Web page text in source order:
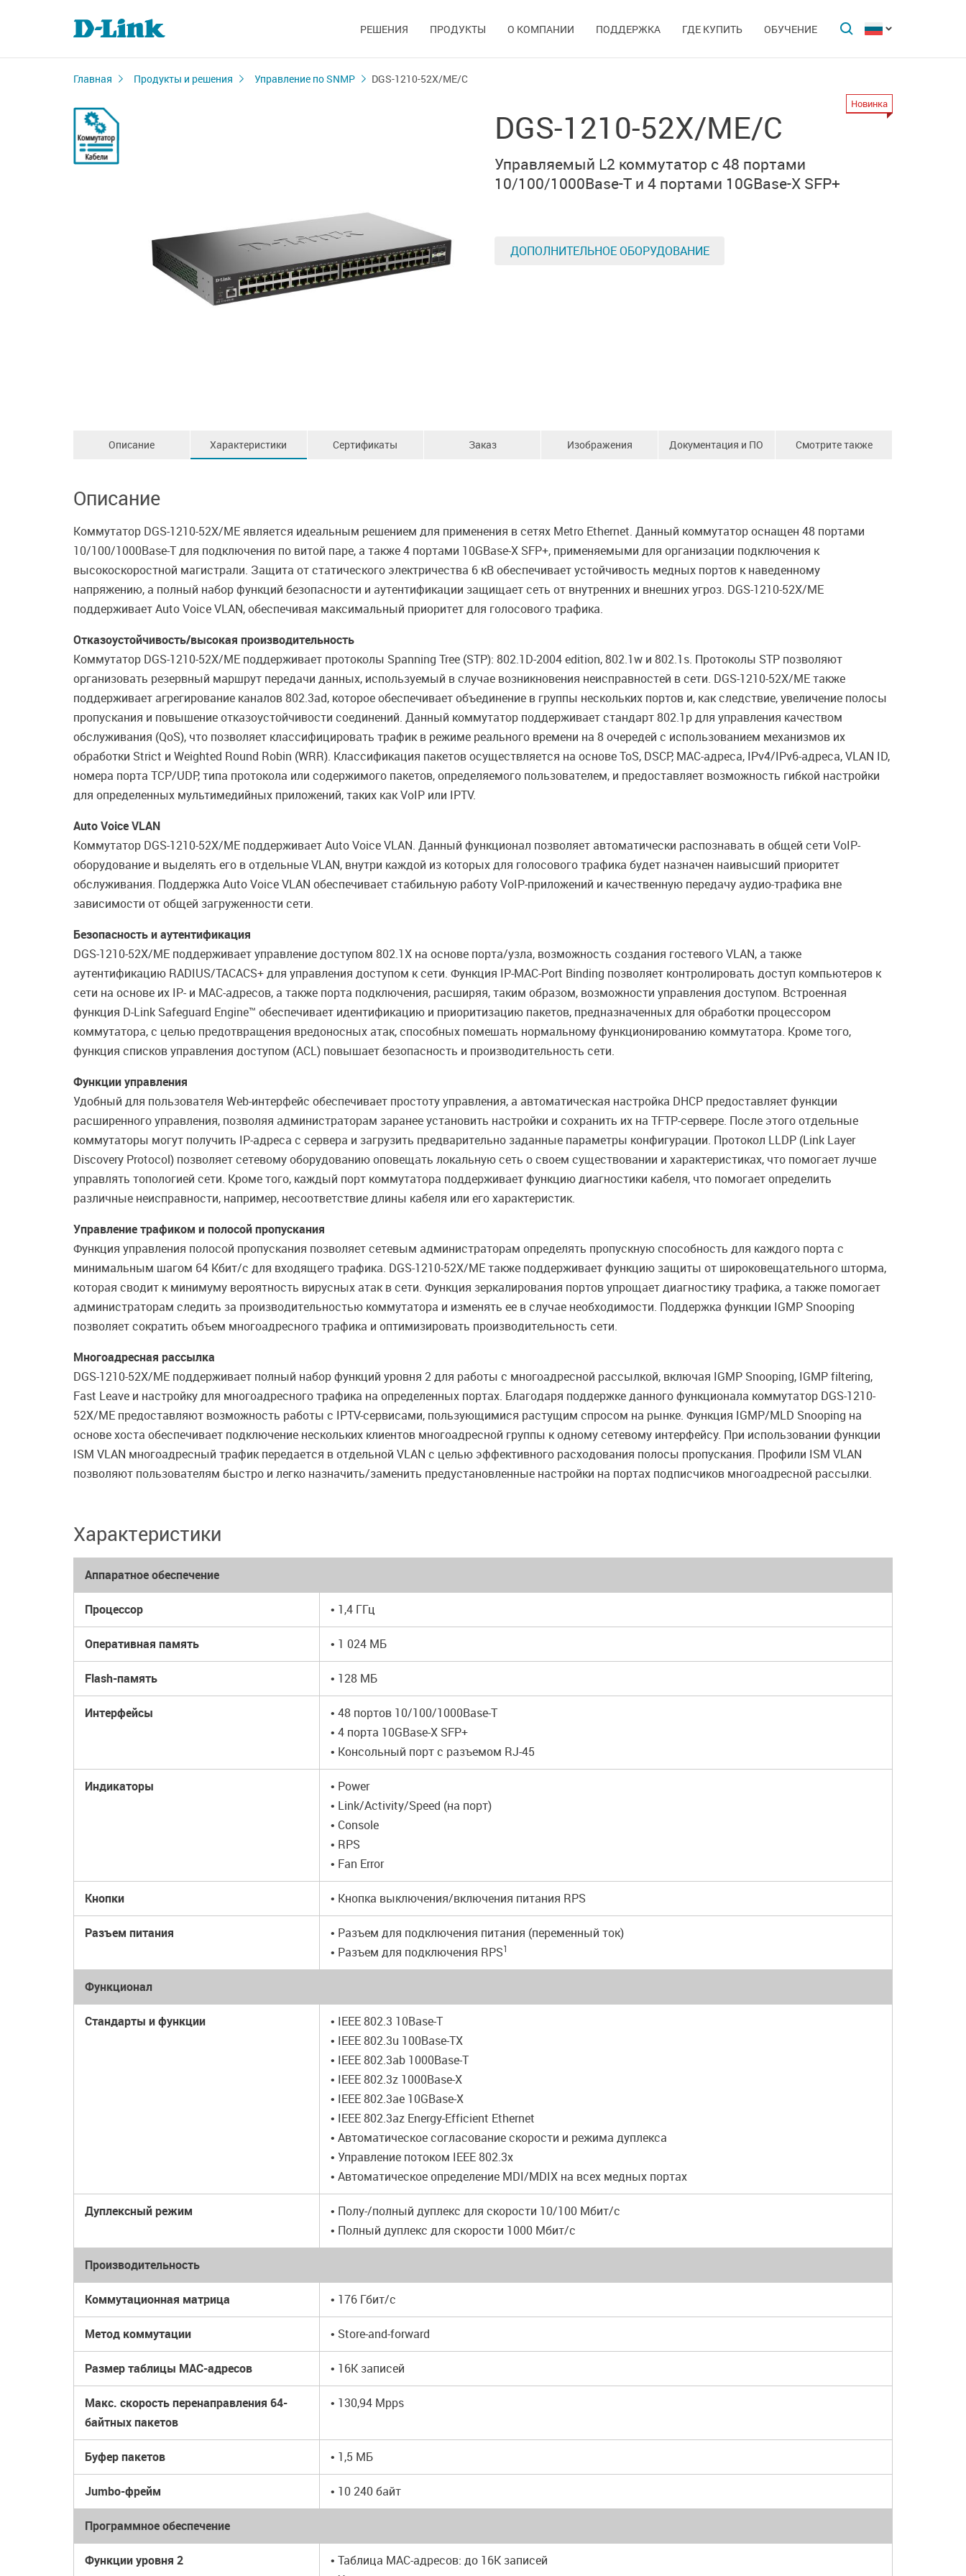
РЕШЕНИЯ ПРОДУКТЫ О КОМПАНИИ ПОДДЕРЖКА ГДЕ КУПИТЬ ОБУЧЕНИЕ
Главная Продукты и решения Управление по SNMP DGS-1210-52X/ME/C
DGS-1210-52X/ME/C
Новинка
Управляемый L2 коммутатор с 48 портами
10/100/1000Base-T и 4 портами 10GBase-X SFP+
ДОПОЛНИТЕЛЬНОЕ ОБОРУДОВАНИЕ
Описание Характеристики Сертификаты Заказ Изображения Документация и ПО Смотрите также
Описание
Коммутатор DGS-1210-52X/ME является идеальным решением для применения в сетях Metro Ethernet. Данный коммутатор оснащен 48 портами
10/100/1000Base-T для подключения по витой паре, а также 4 портами 10GBase-X SFP+, применяемыми для организации подключения к
высокоскоростной магистрали. Защита от статического электричества 6 кВ обеспечивает устойчивость медных портов к наведенному
напряжению, а полный набор функций безопасности и аутентификации защищает сеть от внутренних и внешних угроз. DGS-1210-52X/ME
поддерживает Auto Voice VLAN, обеспечивая максимальный приоритет для голосового трафика.
Отказоустойчивость/высокая производительность
Коммутатор DGS-1210-52X/ME поддерживает протоколы Spanning Tree (STP): 802.1D-2004 edition, 802.1w и 802.1s. Протоколы STP позволяют
организовать резервный маршрут передачи данных, используемый в случае возникновения неисправностей в сети. DGS-1210-52X/ME также
поддерживает агрегирование каналов 802.3ad, которое обеспечивает объединение в группы нескольких портов и, как следствие, увеличение полосы
пропускания и повышение отказоустойчивости соединений. Данный коммутатор поддерживает стандарт 802.1p для управления качеством
обслуживания (QoS), что позволяет классифицировать трафик в режиме реального времени на 8 очередей с использованием механизмов их
обработки Strict и Weighted Round Robin (WRR). Классификация пакетов осуществляется на основе ToS, DSCP, MAC-адреса, IPv4/IPv6-адреса, VLAN ID,
номера порта TCP/UDP, типа протокола или содержимого пакетов, определяемого пользователем, и предоставляет возможность гибкой настройки
для определенных мультимедийных приложений, таких как VoIP или IPTV.
Auto Voice VLAN
Коммутатор DGS-1210-52X/ME поддерживает Auto Voice VLAN. Данный функционал позволяет автоматически распознавать в общей сети VoIP-
оборудование и выделять его в отдельные VLAN, внутри каждой из которых для голосового трафика будет назначен наивысший приоритет
обслуживания. Поддержка Auto Voice VLAN обеспечивает стабильную работу VoIP-приложений и качественную передачу аудио-трафика вне
зависимости от общей загруженности сети.
Безопасность и аутентификация
DGS-1210-52X/ME поддерживает управление доступом 802.1X на основе порта/узла, возможность создания гостевого VLAN, а также
аутентификацию RADIUS/TACACS+ для управления доступом к сети. Функция IP-MAC-Port Binding позволяет контролировать доступ компьютеров к
сети на основе их IP- и MAC-адресов, а также порта подключения, расширяя, таким образом, возможности управления доступом. Встроенная
функция D-Link Safeguard Engine™ обеспечивает идентификацию и приоритизацию пакетов, предназначенных для обработки процессором
коммутатора, с целью предотвращения вредоносных атак, способных помешать нормальному функционированию коммутатора. Кроме того,
функция списков управления доступом (ACL) повышает безопасность и производительность сети.
Функции управления
Удобный для пользователя Web-интерфейс обеспечивает простоту управления, а автоматическая настройка DHCP предоставляет функции
расширенного управления, позволяя администраторам заранее установить настройки и сохранить их на TFTP-сервере. После этого отдельные
коммутаторы могут получить IP-адреса с сервера и загрузить предварительно заданные параметры конфигурации. Протокол LLDP (Link Layer
Discovery Protocol) позволяет сетевому оборудованию оповещать локальную сеть о своем существовании и характеристиках, что помогает лучше
управлять топологией сети. Кроме того, каждый порт коммутатора поддерживает функцию диагностики кабеля, что помогает определить
различные неисправности, например, несоответствие длины кабеля или его характеристик.
Управление трафиком и полосой пропускания
Функция управления полосой пропускания позволяет сетевым администраторам определять пропускную способность для каждого порта с
минимальным шагом 64 Кбит/с для входящего трафика. DGS-1210-52X/ME также поддерживает функцию защиты от широковещательного шторма,
которая сводит к минимуму вероятность вирусных атак в сети. Функция зеркалирования портов упрощает диагностику трафика, а также помогает
администраторам следить за производительностью коммутатора и изменять ее в случае необходимости. Поддержка функции IGMP Snooping
позволяет сократить объем многоадресного трафика и оптимизировать производительность сети.
Многоадресная рассылка
DGS-1210-52X/ME поддерживает полный набор функций уровня 2 для работы с многоадресной рассылкой, включая IGMP Snooping, IGMP filtering,
Fast Leave и настройку для многоадресного трафика на определенных портах. Благодаря поддержке данного функционала коммутатор DGS-1210-
52X/ME предоставляют возможность работы с IPTV-сервисами, пользующимися растущим спросом на рынке. Функция IGMP/MLD Snooping на
основе хоста обеспечивает подключение нескольких клиентов многоадресной группы к одному сетевому интерфейсу. При использовании функции
ISM VLAN многоадресный трафик передается в отдельной VLAN с целью эффективного расходования полосы пропускания. Профили ISM VLAN
позволяют пользователям быстро и легко назначить/заменить предустановленные настройки на портах подписчиков многоадресной рассылки.
Характеристики
Аппаратное обеспечение
Процессор • 1,4 ГГц
Оперативная память • 1 024 МБ
Flash-память • 128 МБ
Интерфейсы
• 48 портов 10/100/1000Base-T
• 4 порта 10GBase-X SFP+
• Консольный порт с разъемом RJ-45
Индикаторы
• Power
• Link/Activity/Speed (на порт)
• Console
• RPS
• Fan Error
Кнопки • Кнопка выключения/включения питания RPS
Разъем питания
• Разъем для подключения питания (переменный ток)
• Разъем для подключения RPS1
Функционал
Стандарты и функции
• IEEE 802.3 10Base-T
• IEEE 802.3u 100Base-TX
• IEEE 802.3ab 1000Base-T
• IEEE 802.3z 1000Base-X
• IEEE 802.3ae 10GBase-X
• IEEE 802.3az Energy-Efficient Ethernet
• Автоматическое согласование скорости и режима дуплекса
• Управление потоком IEEE 802.3x
• Автоматическое определение MDI/MDIX на всех медных портах
Дуплексный режим
• Полу-/полный дуплекс для скорости 10/100 Мбит/с
• Полный дуплекс для скорости 1000 Мбит/с
Производительность
Коммутационная матрица • 176 Гбит/с
Метод коммутации • Store-and-forward
Размер таблицы МАС-адресов • 16K записей
Макс. скорость перенаправления 64-
байтных пакетов
• 130,94 Mpps
Буфер пакетов • 1,5 МБ
Jumbo-фрейм • 10 240 байт
Программное обеспечение
Функции уровня 2
• Таблица MAC-адресов: до 16K записей